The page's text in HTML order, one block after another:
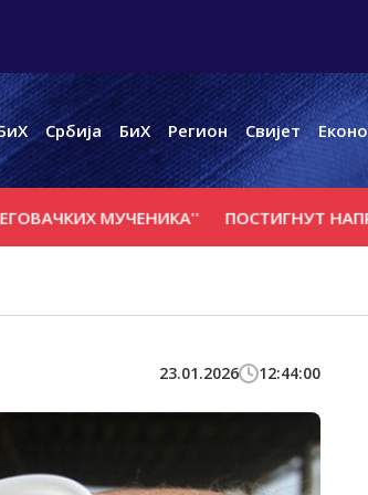
Србија БиХ Регион Свијет
МУЧЕНИКА'' ПОСТИГНУТ НАПРЕДАК У
23.01.2026 12:44:00